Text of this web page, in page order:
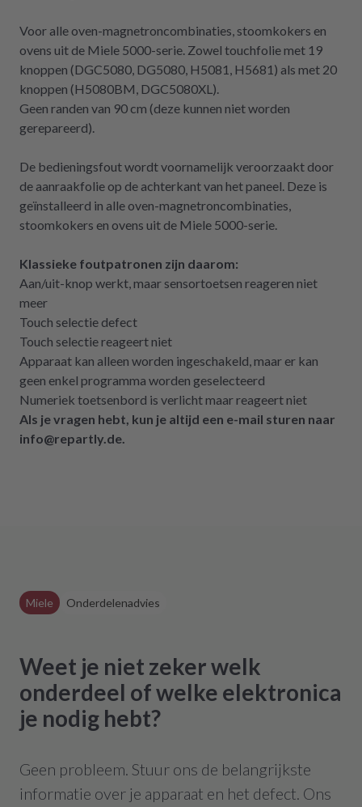
Voor alle oven-magnetroncombinaties, stoomkokers en
ovens uit de Miele 5000-serie. Zowel touchfolie met 19
knoppen (DGC5080, DG5080, H5081, H5681) als met 20
knoppen (H5080BM, DGC5080XL).
Geen randen van 90 cm (deze kunnen niet worden
gerepareerd).
De bedieningsfout wordt voornamelijk veroorzaakt door
de aanraakfolie op de achterkant van het paneel. Deze is
geïnstalleerd in alle oven-magnetroncombinaties,
stoomkokers en ovens uit de Miele 5000-serie.
Klassieke foutpatronen zijn daarom:
Aan/uit-knop werkt, maar sensortoetsen reageren niet
meer
Touch selectie defect
Touch selectie reageert niet
Apparaat kan alleen worden ingeschakeld, maar er kan
geen enkel programma worden geselecteerd
Numeriek toetsenbord is verlicht maar reageert niet
Als je vragen hebt, kun je altijd een e-mail sturen naar
info@repartly.de.
Miele Onderdelenadvies
Weet je niet zeker welk
onderdeel of welke elektronica
je nodig hebt?
Geen probleem. Stuur ons de belangrijkste
informatie over je apparaat en het defect. Ons